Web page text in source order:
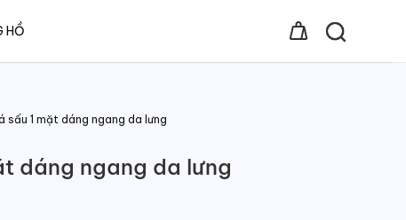
HỒ
sấu 1 mặt dáng ngang da lưng
dáng ngang da lưng